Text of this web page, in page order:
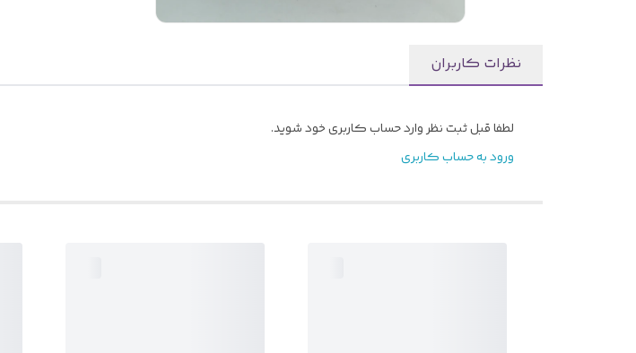
نظرات کاربران
لطفا قبل ثبت نظر وارد حساب کاربری خود شوید.
ورود به حساب کاربری